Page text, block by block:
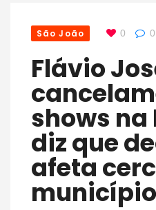
São João 0 0
Flávio José anuncia
shows na
diz que
afeta